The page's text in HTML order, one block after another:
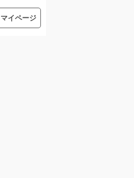
マイページ